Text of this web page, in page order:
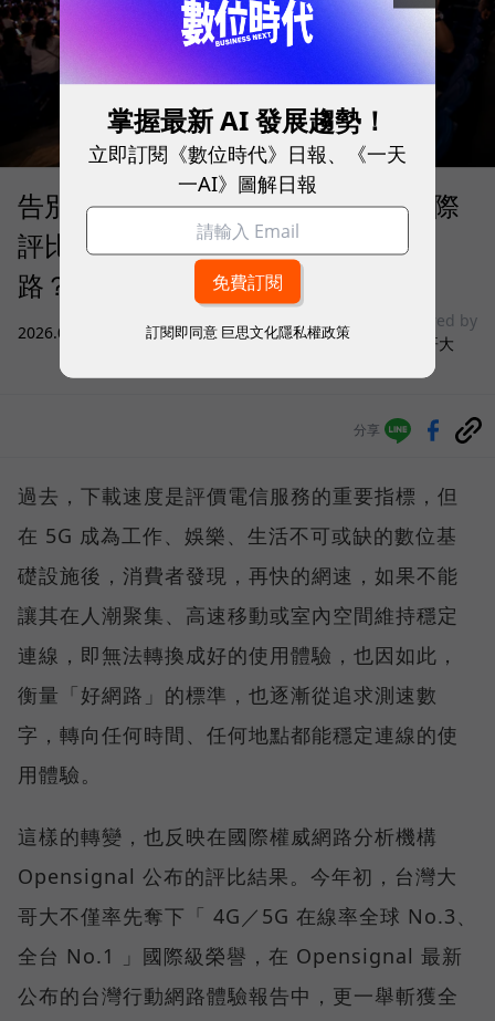
告別「極速迷思」！Opensignal 國際
評比揭密：什麼才是 5G 時代的好網
路？
2026.08.03 3C生活
sponsored by
台灣大哥大
分享
過去，下載速度是評價電信服務的重要指標，但
在 5G 成為工作、娛樂、生活不可或缺的數位基
礎設施後，消費者發現，再快的網速，如果不能
讓其在人潮聚集、高速移動或室內空間維持穩定
連線，即無法轉換成好的使用體驗，也因如此，
衡量「好網路」的標準，也逐漸從追求測速數
字，轉向任何時間、任何地點都能穩定連線的使
用體驗。
這樣的轉變，也反映在國際權威網路分析機構
Opensignal 公布的評比結果。今年初，台灣大
哥大不僅率先奪下「 4G／5G 在線率全球 No.3、
全台 No.1 」國際級榮譽，在 Opensignal 最新
公布的台灣行動網路體驗報告中，更一舉斬獲全
掌握最新 AI 發展趨勢！
立即訂閱《數位時代》日報、《一天
一AI》圖解日報
訂閱即同意 巨思文化隱私權政策